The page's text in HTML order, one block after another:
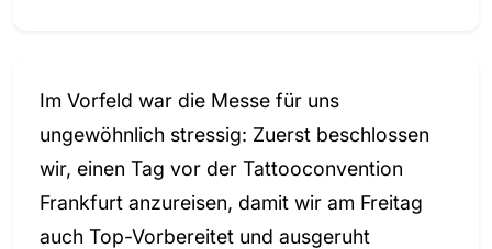
Im Vorfeld war die Messe für uns
ungewöhnlich stressig: Zuerst beschlossen
wir, einen Tag vor der Tattooconvention
Frankfurt anzureisen, damit wir am Freitag
auch Top-Vorbereitet und ausgeruht